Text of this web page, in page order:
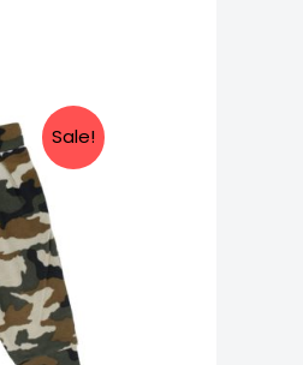
Sale!